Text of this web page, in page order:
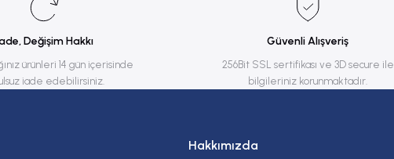
Değişim Hakkı
ürünleri 14 gün içerisinde
iade edebilirsiniz.
Güvenli Alışveriş
256Bit SSL sertifikası ve 3D secure ile
bilgileriniz korunmaktadır.
Hakkımızda